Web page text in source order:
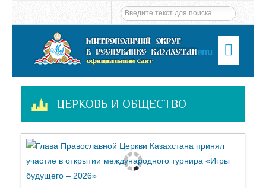
Menu
ЦЕРКОВЬ И ОБЩЕСТВО